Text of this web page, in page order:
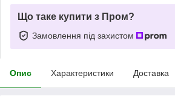
Що таке купити з Пром?
Замовлення під захистом
Опис Характеристики Доставка